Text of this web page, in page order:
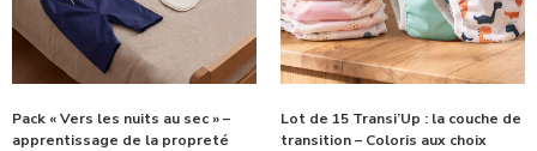
Pack « Vers les nuits au sec » –
apprentissage de la propreté
Lot de 15 Transi’Up : la couche de
transition – Coloris aux choix